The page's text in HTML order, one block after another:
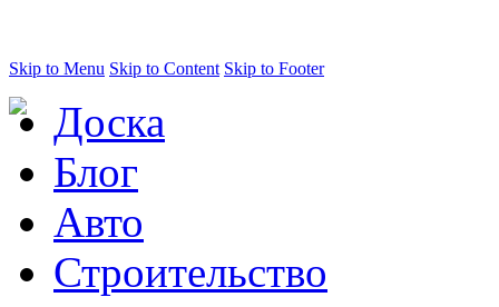
Skip to Menu Skip to Content Skip to Footer
Доска
Блог
Авто
Строительство